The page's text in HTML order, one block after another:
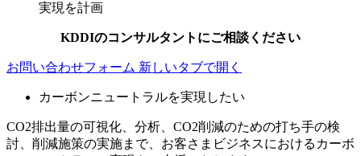
実現を計画
KDDIのコンサルタントにご相談ください
お問い合わせフォーム 新しいタブで開く
カーボンニュートラルを実現したい
CO2排出量の可視化、分析、CO2削減のための打ち手の検
討、削減施策の実施まで、お客さまビジネスにおけるカーボ